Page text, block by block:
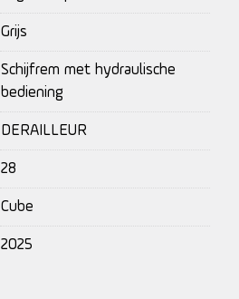
Grijs
Schijfrem met hydraulische
bediening
DERAILLEUR
28
Cube
2025